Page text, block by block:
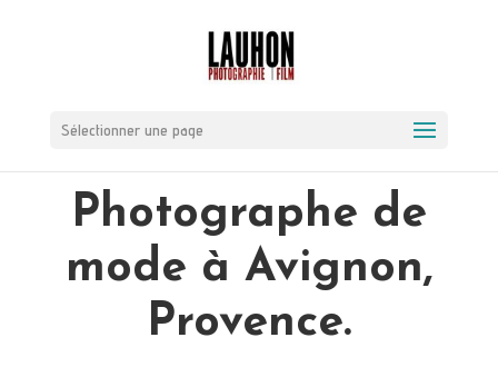
Sélectionner une page
Photographe de
mode à Avignon,
Provence.